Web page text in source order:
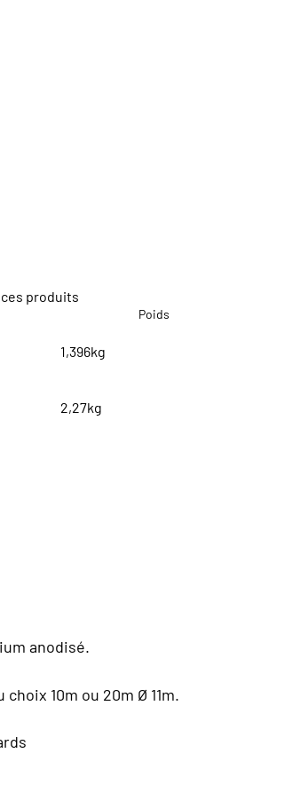
produits
Poids
1,396kg
2,27kg
anodisé.
10m ou 20m Ø 11m.